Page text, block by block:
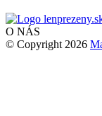
O NÁS
© Copyright 2026